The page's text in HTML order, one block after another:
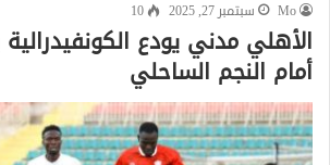
Mo سبتمبر 27, 2025 10
الأهلي مدني يودع
أمام النجم الساحلي